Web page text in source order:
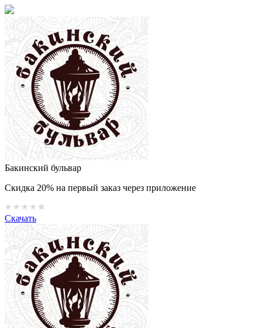
Бакинский бульвар
Скидка 20% на первый заказ через приложение
Скачать